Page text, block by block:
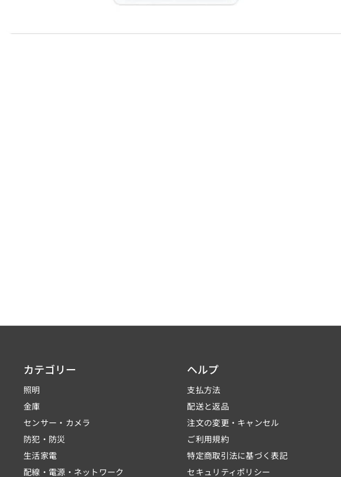
カテゴリー
照明
金庫
センサー・カメラ
防犯・防災
生活家電
配線・電源・ネットワーク
ヘルプ
支払方法
配送と返品
注文の変更・キャンセル
ご利用規約
特定商取引法に基づく表記
セキュリティポリシー